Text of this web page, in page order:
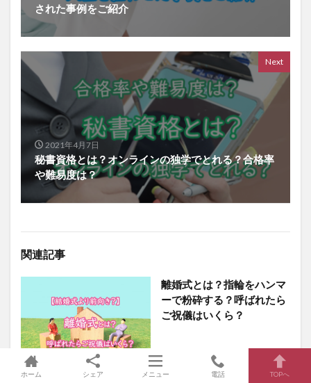
された事例をご紹介
Next
2021年4月7日
秘書資格とは？オンラインの独学でとれる？合格率
や難易度は？
関連記事
離婚式とは？指輪をハンマ
ーで粉砕する？呼ばれたら
ご祝儀はいくら？
ホーム シェア メニュー 電話 TOPへ